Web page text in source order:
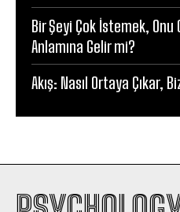
Bir Şeyi Çok İstemek,
Anlamına Gelir mi?
Akış: Nasıl Ortaya Çıkar,